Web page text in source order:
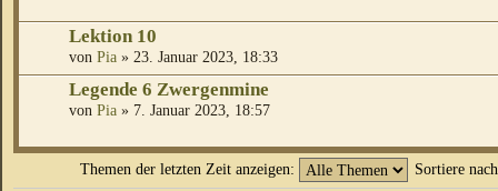
Lektion 10
von Pia » 23. Januar 2023, 18:33
Legende 6 Zwergenmine
von Pia » 7. Januar 2023, 18:57
Themen der letzten Zeit anzeigen: Sortiere